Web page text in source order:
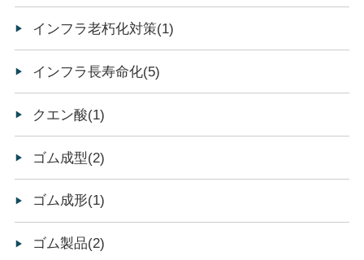
インフラ老朽化対策(1)
インフラ長寿命化(5)
クエン酸(1)
ゴム成型(2)
ゴム成形(1)
ゴム製品(2)